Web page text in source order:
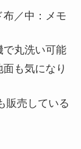
／中：メモ
で丸洗い可能
も気になり
販売している